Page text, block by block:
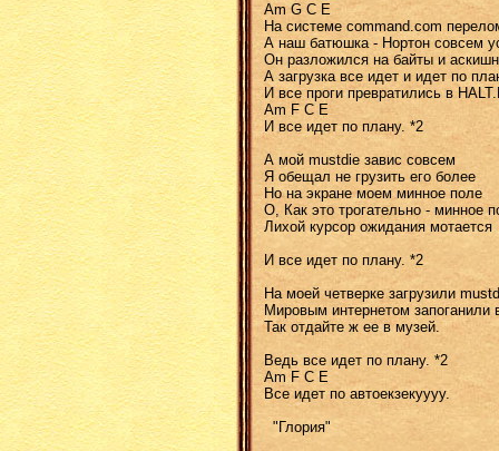
Am G C E
На системе command.com
А наш батюшка - Нортон совсем
Он разложился на байты и
А загрузка все идет и идет по
И все проги превратились в
Am F C E
И все идет по плану. *2
А мой mustdie завис совсем
Я обещал не грузить его более
Но на экране моем минное поле
О, Как это трогательно - минное
Лихой курсор ожидания мотается
И все идет по плану. *2
На моей четверке загрузили
Мировым интернетом запоганили
Так отдайте ж ее в музей.
Ведь все идет по плану. *2
Am F C E
Все идет по автоекзекуууу.
"Глория"